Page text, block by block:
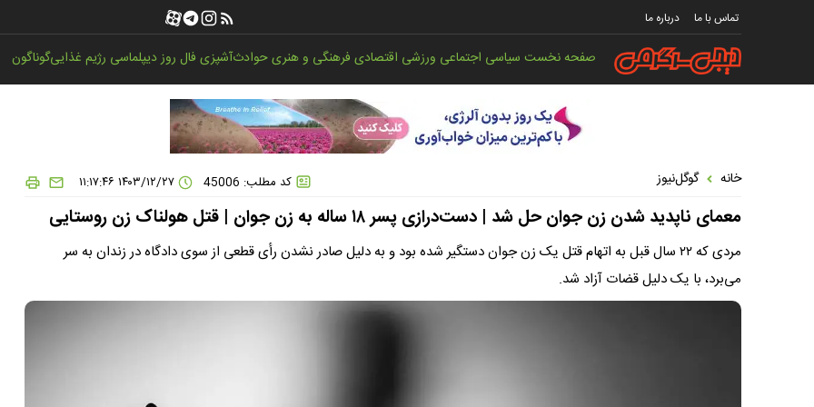
تماس با ما درباره ما
صفحه نخستسیاسی اجتماعی ورزشی اقتصادیفرهنگی و هنریحوادثآشپزیفال روزدیپلماسی رژیم غذاییگوناگون
خانه گوگل‌نیوز کد مطلب: 45006 ۱۴۰۳/۱۲/۲۷ ۱۱:۱۷:۴۶
معمای ناپدید شدن زن جوان حل شد | دست‌درازی پسر ۱۸ ساله به زن جوان | قتل هولناک زن روستایی
مردی که ۲۲ سال قبل به اتهام قتل یک زن جوان دستگیر شده بود و به دلیل صادر نشدن رأی قطعی از سوی دادگاه در زندان به سر
می‌برد، با یک دلیل قضات آزاد شد.